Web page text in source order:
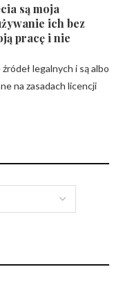
są moja
ich bez
pracę i nie
legalnych i są albo
na zasadach licencji